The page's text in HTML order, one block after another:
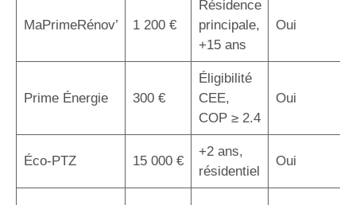
MaPrimeRénov’ 1 200 €
Résidence
principale,
+15 ans
Oui
Prime Énergie 300 €
Éligibilité
CEE,
COP ≥ 2.4
Oui
Éco-PTZ 15 000 €
+2 ans,
résidentiel
Oui